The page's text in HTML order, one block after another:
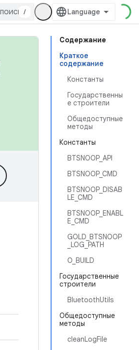
/
Содержание
Краткое
содержание
Константы
Государственны
е строители
Общедоступные
методы
Константы
BTSNOOP_API
BTSNOOP_CMD
BTSNOOP_DISAB
LE_CMD
BTSNOOP_ENABL
E_CMD
GOLD_BTSNOOP
_LOG_PATH
O_BUILD
Государственные
строители
BluetoothUtils
Общедоступные
методы
cleanLogFile